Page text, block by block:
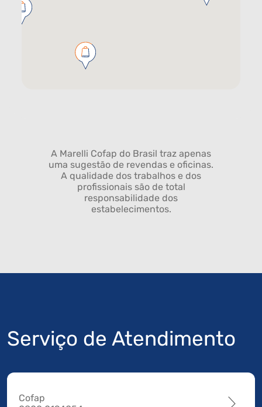
A Marelli Cofap do Brasil traz apenas
uma sugestão de revendas e oficinas.
A qualidade dos trabalhos e dos
profissionais são de total
responsabilidade dos
estabelecimentos.
Serviço de Atendimento
Cofap